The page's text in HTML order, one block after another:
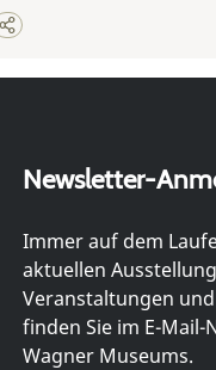
Newsletter-
Immer auf dem
aktuellen
Veranstaltungen
finden Sie im E-Mail-
Wagner Museums.